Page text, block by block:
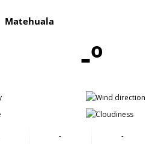
Matehuala
-º
-
-
-
-